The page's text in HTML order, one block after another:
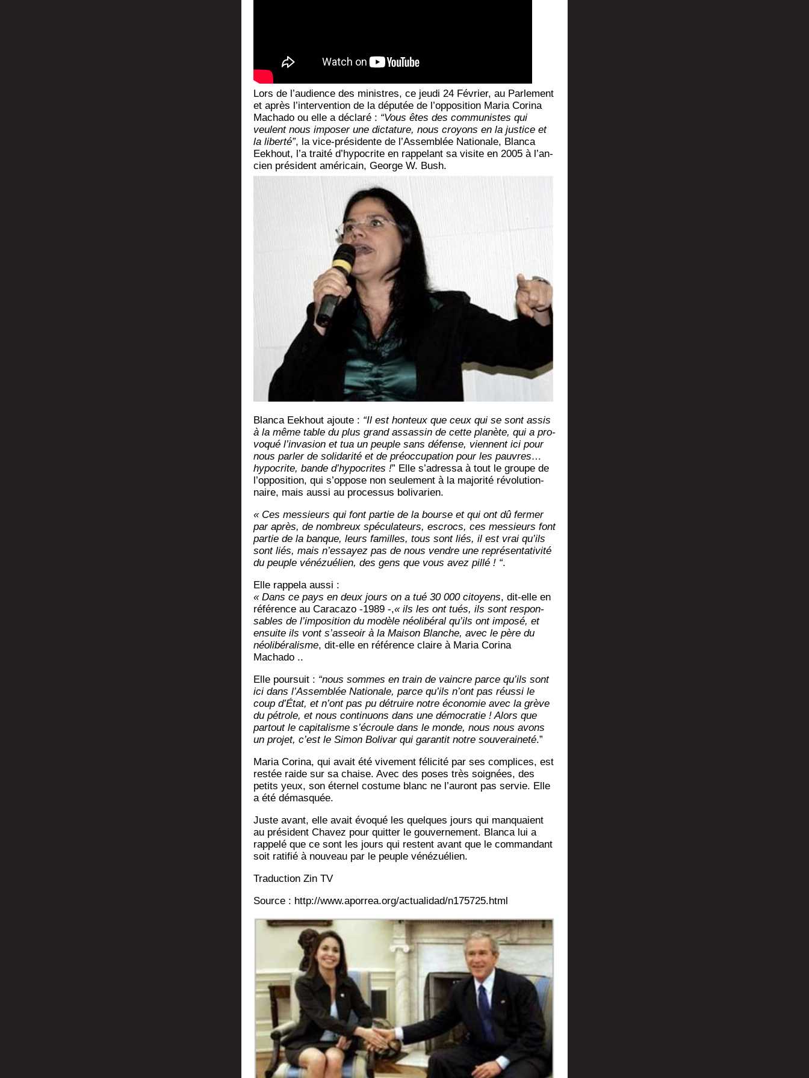
Lors de l’au­dience des ministres, ce jeu­di 24 Février, au Par­le­ment
et après l’in­ter­ven­tion de la dépu­tée de l’op­po­si­tion Maria Cori­na
Macha­do ou elle a décla­ré : “Vous êtes des com­mu­nistes qui
veulent nous impo­ser une dic­ta­ture, nous croyons en la jus­tice et
la liber­té”, la vice-pré­si­dente de l’As­sem­blée Natio­nale, Blan­ca
Eekhout, l’a trai­té d’hy­po­crite en rap­pe­lant sa visite en 2005 à l’an­
cien pré­sident amé­ri­cain, George W. Bush.
Blan­ca Eekhout ajoute : “Il est hon­teux que ceux qui se sont assis
à la même table du plus grand assas­sin de cette pla­nète, qui a pro­
vo­qué l’in­va­sion et tua un peuple sans défense, viennent ici pour
nous par­ler de soli­da­ri­té et de pré­oc­cu­pa­tion pour les pauvres…
hypo­crite, bande d’hy­po­crites !” Elle s’a­dres­sa à tout le groupe de
l’op­po­si­tion, qui s’op­pose non seule­ment à la majo­ri­té révo­lu­tion­
naire, mais aus­si au pro­ces­sus bolivarien.
« Ces mes­sieurs qui font par­tie de la bourse et qui ont dû fer­mer
par après, de nom­breux spé­cu­la­teurs, escrocs, ces mes­sieurs font
par­tie de la banque, leurs familles, tous sont liés, il est vrai qu’ils
sont liés, mais n’es­sayez pas de nous vendre une repré­sen­ta­ti­vi­té
du peuple véné­zué­lien, des gens que vous avez pillé ! “.
Elle rap­pe­la aussi :
« Dans ce pays en deux jours on a tué 30 000 citoyens, dit-elle en
réfé­rence au Cara­ca­zo ‑1989 -,« ils les ont tués, ils sont res­pon­
sables de l’im­po­si­tion du modèle néo­li­bé­ral qu’ils ont impo­sé, et
ensuite ils vont s’as­seoir à la Mai­son Blanche, avec le père du
néo­li­bé­ra­lisme, dit-elle en réfé­rence claire à Maria Cori­na
Machado ..
Elle pour­suit : “nous sommes en train de vaincre parce qu’ils sont
ici dans l’As­sem­blée Natio­nale, parce qu’ils n’ont pas réus­si le
coup d’É­tat, et n’ont pas pu détruire notre éco­no­mie avec la grève
du pétrole, et nous conti­nuons dans une démo­cra­tie ! Alors que
par­tout le capi­ta­lisme s’é­croule dans le monde, nous nous avons
un pro­jet, c’est le Simon Boli­var qui garan­tit notre sou­ve­rai­ne­té.”
Maria Cori­na, qui avait été vive­ment féli­ci­té par ses com­plices, est
res­tée raide sur sa chaise. Avec des poses très soi­gnées, des
petits yeux, son éter­nel cos­tume blanc ne l’au­ront pas ser­vie. Elle
a été démasquée.
Juste avant, elle avait évo­qué les quelques jours qui man­quaient
au pré­sident Cha­vez pour quit­ter le gou­ver­ne­ment. Blan­ca lui a
rap­pe­lé que ce sont les jours qui res­tent avant que le com­man­dant
soit rati­fié à nou­veau par le peuple vénézuélien.
Tra­duc­tion Zin TV
Source : http://www.aporrea.org/actualidad/n175725.html